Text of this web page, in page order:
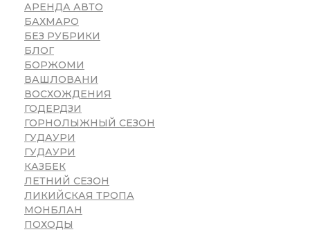
АРЕНДА АВТО
БАХМАРО
БЕЗ РУБРИКИ
БЛОГ
БОРЖОМИ
ВАШЛОВАНИ
ВОСХОЖДЕНИЯ
ГОДЕРДЗИ
ГОРНОЛЫЖНЫЙ СЕЗОН
ГУДАУРИ
ГУДАУРИ
КАЗБЕК
ЛЕТНИЙ СЕЗОН
ЛИКИЙСКАЯ ТРОПА
МОНБЛАН
ПОХОДЫ